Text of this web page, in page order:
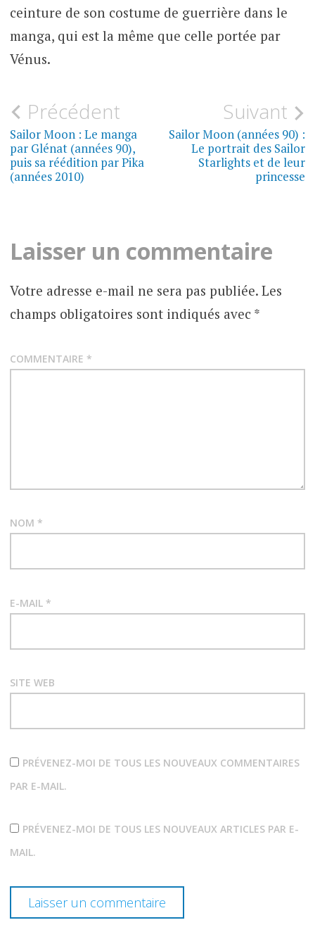
ceinture de son costume de guerrière dans le
manga, qui est la même que celle portée par
Vénus.
CINÉ,
LIVRES,
JEUX
VIDÉO
Navigation
de
l’article
Précédent
Sailor Moon : Le manga
par Glénat (années 90),
puis sa réédition par Pika
(années 2010)
Suivant
Sailor Moon (années 90) :
Le portrait des Sailor
Starlights et de leur
princesse
Laisser un commentaire
Votre adresse e-mail ne sera pas publiée. Les
champs obligatoires sont indiqués avec *
COMMENTAIRE *
NOM *
E-MAIL *
SITE WEB
PRÉVENEZ-MOI DE TOUS LES NOUVEAUX COMMENTAIRES
PAR E-MAIL.
PRÉVENEZ-MOI DE TOUS LES NOUVEAUX ARTICLES PAR E-
MAIL.